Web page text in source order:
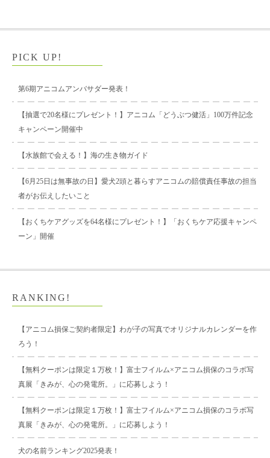
PICK UP!
第6期アニコムアンバサダー発表！
【抽選で20名様にプレゼント！】アニコム「どうぶつ健活」100万件記念
キャンペーン開催中
【水族館で会える！】海の生き物ガイド
【6月25日は無事故の日】愛犬2頭と暮らすアニコムの賠償責任事故の担当
者がお伝えしたいこと
【おくちケアグッズを64名様にプレゼント！】「おくちケア応援キャンペ
ーン」開催
RANKING!
【アニコム損保ご契約者限定】わが子の写真でオリジナルカレンダーを作
ろう！
【無料クーポンは限定１万枚！】富士フイルム×アニコム損保のコラボ写
真展「きみが、心の発電所。」に応募しよう！
【無料クーポンは限定１万枚！】富士フイルム×アニコム損保のコラボ写
真展「きみが、心の発電所。」に応募しよう！
犬の名前ランキング2025発表！